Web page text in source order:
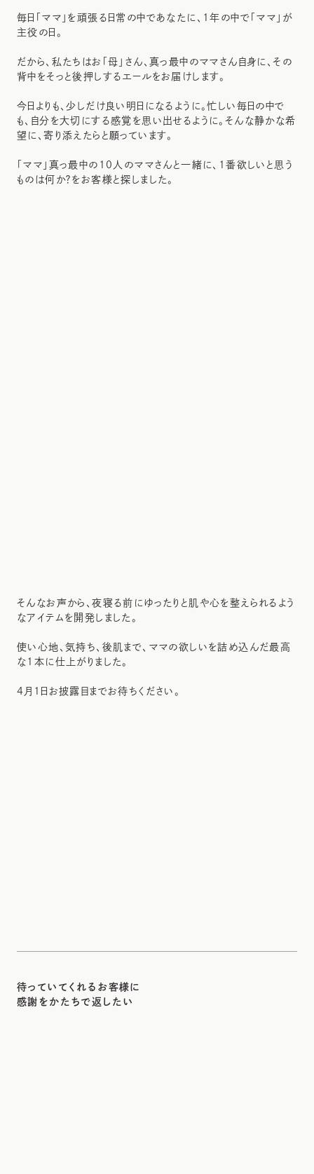
毎日「ママ」を頑張る日常の中であなたに、1年の中で「ママ」が
主役の日。
だから、私たちはお「母」さん、真っ最中のママさん自身に、その
背中をそっと後押しするエールをお届けします。
今日よりも、少しだけ良い明日になるように。忙しい毎日の中で
も、自分を大切にする感覚を思い出せるように。そんな静かな希
望に、寄り添えたらと願っています。
「ママ」真っ最中の10人のママさんと一緒に、1番欲しいと思う
ものは何か？をお客様と探しました。
そんなお声から、夜寝る前にゆったりと肌や心を整えられるよう
なアイテムを開発しました。
使い心地、気持ち、後肌まで、ママの欲しいを詰め込んだ最高
な1本に仕上がりました。
4月1日お披露目までお待ちください。
待っていてくれるお客様に
感謝をかたちで返したい